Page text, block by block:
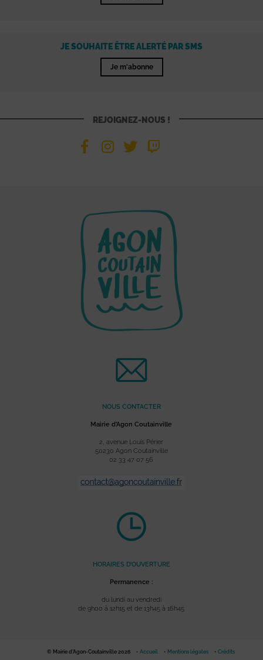
JE SOUHAITE ÊTRE ALERTÉ PAR SMS
Je m'abonne
REJOIGNEZ-NOUS !
NOUS CONTACTER
Mairie d’Agon Coutainville
2, avenue Louis Périer
50230 Agon Coutainville
02 33 47 07 56
HORAIRES D’OUVERTURE
Permanence :
du lundi au vendredi
de 9h00 à 12h15 et de 13h45 à 16h45
© Mairie d'Agon-Coutainville 2026 Accueil Mentions légales Crédits